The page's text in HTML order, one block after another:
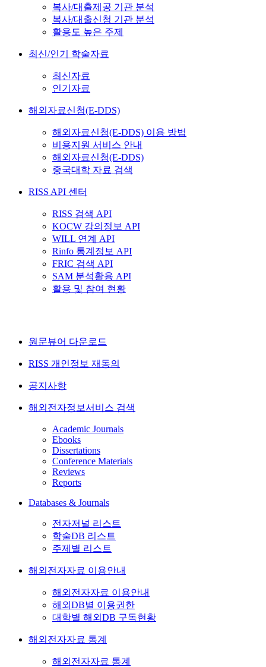
복사/대출제공 기관 분석
복사/대출신청 기관 분석
활용도 높은 주제
최신/인기 학술자료
최신자료
인기자료
해외자료신청(E-DDS)
해외자료신청(E-DDS) 이용 방법
비용지원 서비스 안내
해외자료신청(E-DDS)
중국대학 자료 검색
RISS API 센터
RISS 검색 API
KOCW 강의정보 API
WILL 연계 API
Rinfo 통계정보 API
FRIC 검색 API
SAM 분석활용 API
활용 및 참여 현황
원문뷰어 다운로드
RISS 개인정보 재동의
공지사항
해외전자정보서비스 검색
Academic Journals
Ebooks
Dissertations
Conference Materials
Reviews
Reports
Databases & Journals
전자저널 리스트
학술DB 리스트
주제별 리스트
해외전자자료 이용안내
해외전자자료 이용안내
해외DB별 이용권한
대학별 해외DB 구독현황
해외전자자료 통계
해외전자자료 통계